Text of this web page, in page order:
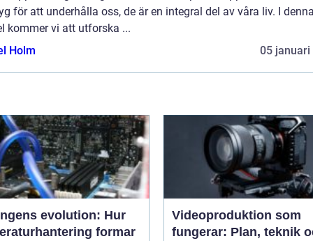
för att underhålla oss, de är en integral del av våra liv. I
kommer vi att utforska ...
Holm
05 januari
evolution: Hur
formar
Videoproduktion som
fungerar: Plan, teknik